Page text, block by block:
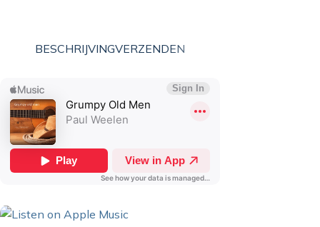
BESCHRIJVINGVERZENDEN